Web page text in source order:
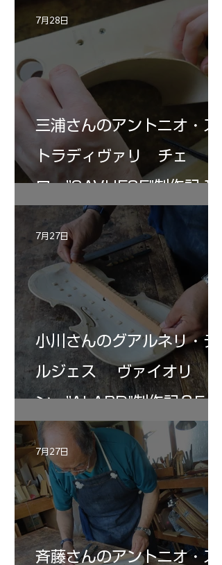
三浦さんのアントニオ・ス
トラディヴァリ チェ
ロ ”SAVUESE"制作記１2
7月28日
小川さんのグアルネリ・デ
ルジェス ヴァイオリ
ン ”ALARD"制作記３5
7月27日
斉藤さんのアントニオ・ス
7月27日